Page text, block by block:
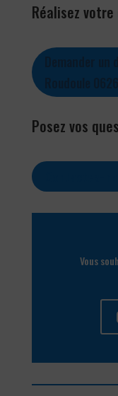
Réalisez
Posez vos
Vous